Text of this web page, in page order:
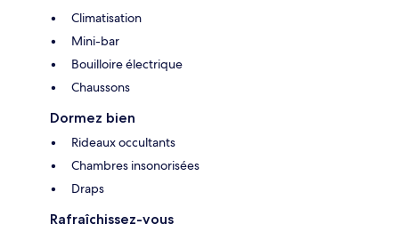
Climatisation
Mini-bar
Bouilloire électrique
Chaussons
Dormez bien
Rideaux occultants
Chambres insonorisées
Draps
Rafraîchissez-vous